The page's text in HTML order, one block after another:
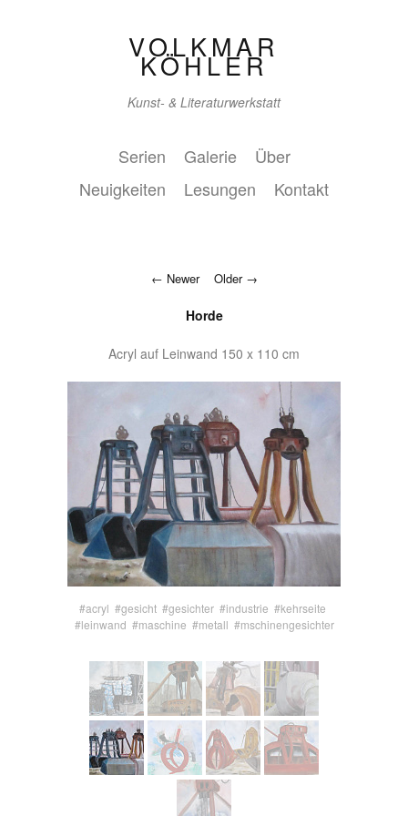
VOLKMAR
KÖHLER
Kunst- & Literaturwerkstatt
Serien Galerie
Über
Neuigkeiten
Lesungen Kontakt
Newer Older
Horde
Acryl auf Leinwand 150 x 110 cm
#acryl #gesicht #gesichter #industrie #kehrseite
#leinwand #maschine #metall #mschinengesichter